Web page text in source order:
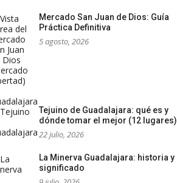
Mercado San Juan de Dios: Guía
Práctica Definitiva
5 agosto, 2026
Tejuino de Guadalajara: qué es y
dónde tomar el mejor (12 lugares)
22 julio, 2026
La Minerva Guadalajara: historia y
significado